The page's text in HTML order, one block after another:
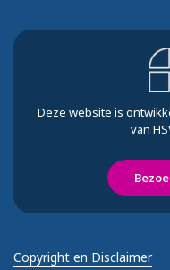
Deze website is
van
Copyright en Disclaimer